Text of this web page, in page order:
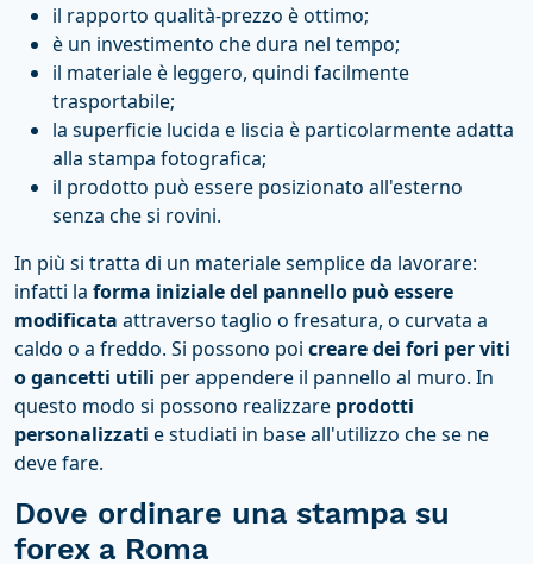
il rapporto qualità-prezzo è ottimo;
è un investimento che dura nel tempo;
il materiale è leggero, quindi facilmente
trasportabile;
la superficie lucida e liscia è particolarmente adatta
alla stampa fotografica;
il prodotto può essere posizionato all'esterno
senza che si rovini.
In più si tratta di un materiale semplice da lavorare:
infatti la forma iniziale del pannello può essere
modificata attraverso taglio o fresatura, o curvata a
caldo o a freddo. Si possono poi creare dei fori per viti
o gancetti utili per appendere il pannello al muro. In
questo modo si possono realizzare prodotti
personalizzati e studiati in base all'utilizzo che se ne
deve fare.
Dove ordinare una stampa su
forex a Roma